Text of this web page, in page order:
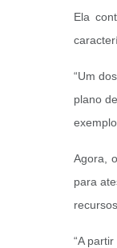
Ela
“Um
plano
Agora,
para
“A